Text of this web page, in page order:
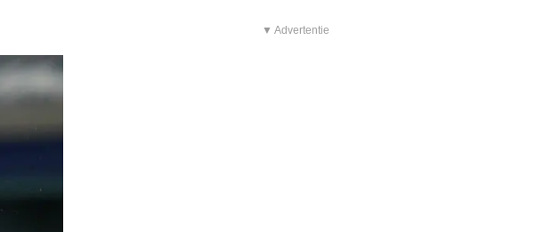
▼ Advertentie